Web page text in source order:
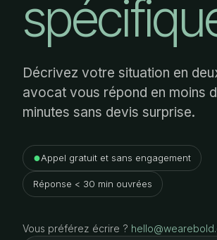
Décrivez votre situation en
avocat vous répond en moins
minutes sans devis surprise.
●Appel gratuit et sans engagement
Réponse < 30 min ouvrées
Vous préférez écrire ?